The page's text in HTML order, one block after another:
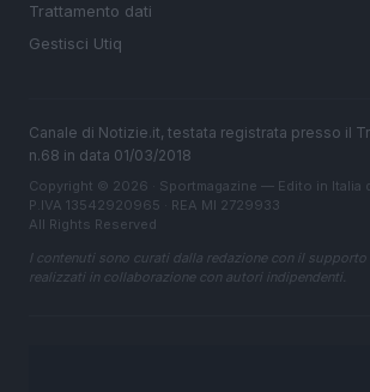
Trattamento dati
Gestisci Utiq
Canale di Notizie.it, testata registrata presso il
n.68 in data 01/03/2018
Copyright © 2026 · Sportmagazine — Edito in Italia
P.IVA 13542920965 · REA MI 2729933
All Rights Reserved
I contenuti sono curati dalla redazione con il
realizzati in collaborazione con autori indipendenti.